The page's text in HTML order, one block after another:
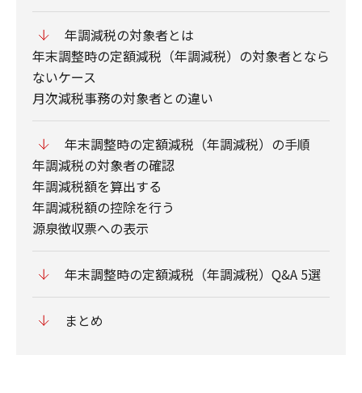
年調減税の対象者とは
年末調整時の定額減税（年調減税）の対象者となら
ないケース
月次減税事務の対象者との違い
年末調整時の定額減税（年調減税）の手順
年調減税の対象者の確認
年調減税額を算出する
年調減税額の控除を行う
源泉徴収票への表示
年末調整時の定額減税（年調減税）Q&A 5選
まとめ